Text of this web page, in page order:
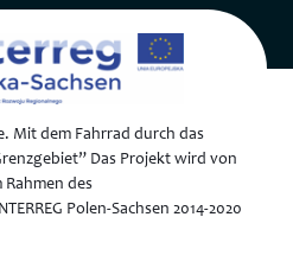
Mit dem Fahrrad durch das
Das Projekt wird von
des
Polen-Sachsen 2014-2020